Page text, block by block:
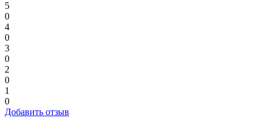
5
0
4
0
3
0
2
0
1
0
Добавить отзыв